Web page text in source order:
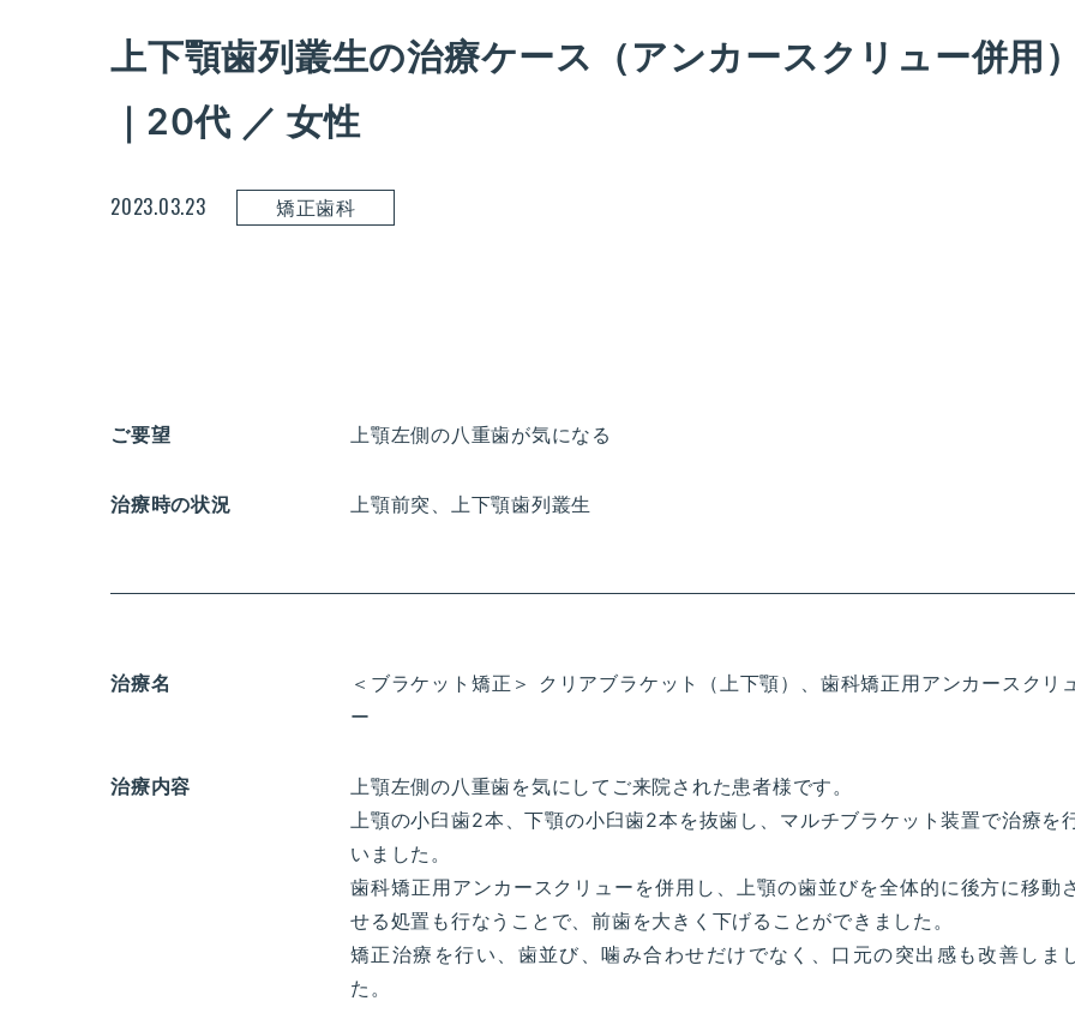
上下顎歯列叢生の治療ケース（アンカースクリュー併用）
｜20代 ／ 女性
2023.03.23 矯正歯科
ご要望 上顎左側の八重歯が気になる
治療時の状況 上顎前突、上下顎歯列叢生
治療名
＜ブラケット矯正＞ クリアブラケット（上下顎）、歯科矯正用アンカースクリュ
ー
治療内容
上顎左側の八重歯を気にしてご来院された患者様です。
上顎の小臼歯2本、下顎の小臼歯2本を抜歯し、マルチブラケット装置で治療を
いました。
歯科矯正用アンカースクリューを併用し、上顎の歯並びを全体的に後方に移動
せる処置も行なうことで、前歯を大きく下げることができました。
矯正治療を行い、歯並び、噛み合わせだけでなく、口元の突出感も改善しま
た。